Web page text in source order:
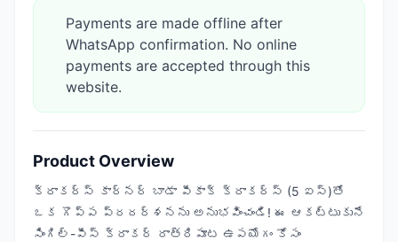
Payments are made offline after
WhatsApp confirmation. No online
payments are accepted through this
website.
Product Overview
క్రాకర్స్ కార్నర్ బాడా పీకాక్ క్రాకర్స్ (5 ఐస్)తో
ఒక గొప్ప ప్రదర్శనను అనుభవించండి! ఈ ఆకట్టుకునే
సింగిల్-పీస్ క్రాకర్ రాత్రిపూట ఉపయోగం కోసం